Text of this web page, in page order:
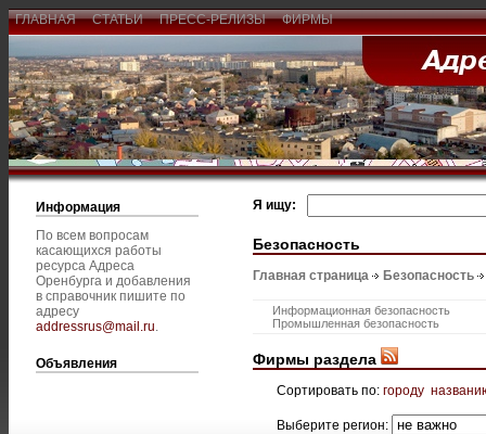
ГЛАВНАЯ СТАТЬИ ПРЕСС-РЕЛИЗЫ ФИРМЫ
Информация
По всем вопросам
касающихся работы
ресурса Адреса
Оренбурга и добавления
в справочник пишите по
адресу
addressrus@mail.ru.
Объявления
Я ищу:
Безопасность
Главная страница Безопасность
Информационная безопасность
Промышленная безопасность
Фирмы раздела
Сортировать по: городу
Выберите регион: